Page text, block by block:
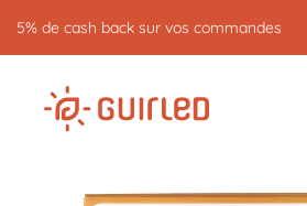
Retour gratuit pendant 30 jours